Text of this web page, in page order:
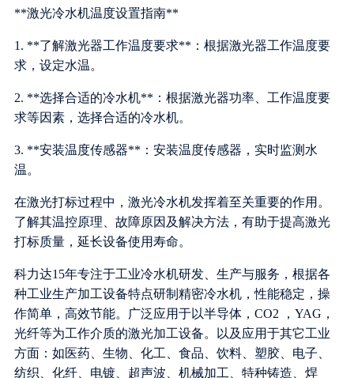
**激光冷水机温度设置指南**
1. **了解激光器工作温度要求**：根据激光器工作温度要
求，设定水温。
2. **选择合适的冷水机**：根据激光器功率、工作温度要
求等因素，选择合适的冷水机。
3. **安装温度传感器**：安装温度传感器，实时监测水
温。
在激光打标过程中，激光冷水机发挥着至关重要的作用。
了解其温控原理、故障原因及解决方法，有助于提高激光
打标质量，延长设备使用寿命。
科力达15年专注于工业冷水机研发、生产与服务，根据各
种工业生产加工设备特点研制精密冷水机，性能稳定，操
作简单，高效节能。广泛应用于以半导体，CO2 ，YAG，
光纤等为工作介质的激光加工设备。以及应用于其它工业
方面：如医药、生物、化工、食品、饮料、塑胶、电子、
纺织、化纤、电镀、超声波、机械加工、特种铸造、焊